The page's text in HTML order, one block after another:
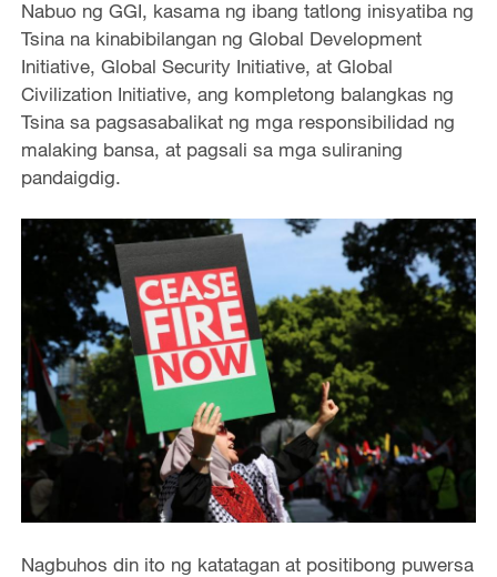
Nabuo ng GGI, kasama ng ibang tatlong inisyatiba ng
Tsina na kinabibilangan ng Global Development
Initiative, Global Security Initiative, at Global
Civilization Initiative, ang kompletong balangkas ng
Tsina sa pagsasabalikat ng mga responsibilidad ng
malaking bansa, at pagsali sa mga suliraning
pandaigdig.
Nagbuhos din ito ng katatagan at positibong puwersa